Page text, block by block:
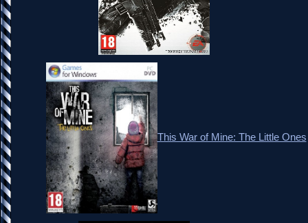
This War of Mine: The Little Ones